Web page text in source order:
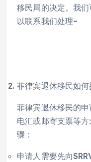
移民局的决定。我
以联系我们处理~
菲律宾退休移民如何
菲律宾退休移民的
电汇或邮寄支票等
骤：
申请人需要先向